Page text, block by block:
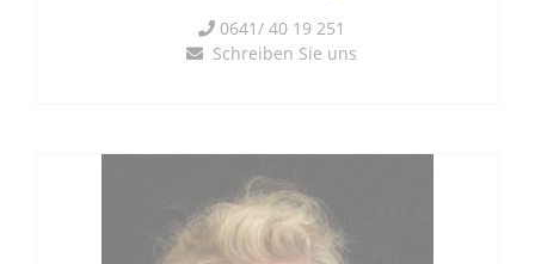
0641/ 40 19 251
Schreiben Sie uns